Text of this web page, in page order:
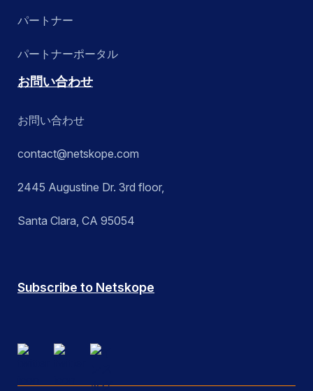
パートナー
パートナーポータル
お問い合わせ
お問い合わせ
contact@netskope.com
2445 Augustine Dr. 3rd floor,
Santa Clara, CA 95054
Subscribe to Netskope